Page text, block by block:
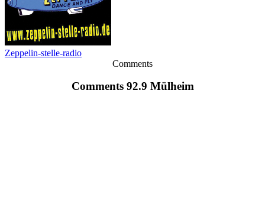
Zeppelin-stelle-radio
Comments
Comments 92.9 Mülheim